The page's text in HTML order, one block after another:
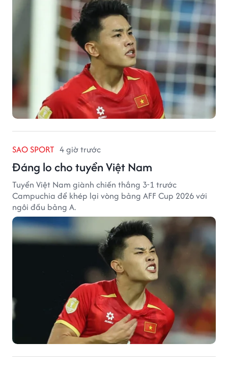
SAO SPORT 4 giờ trước
Đáng lo cho tuyển Việt Nam
Tuyển Việt Nam giành chiến thắng 3-1 trước
Campuchia để khép lại vòng bảng AFF Cup 2026 với
ngôi đầu bảng A.